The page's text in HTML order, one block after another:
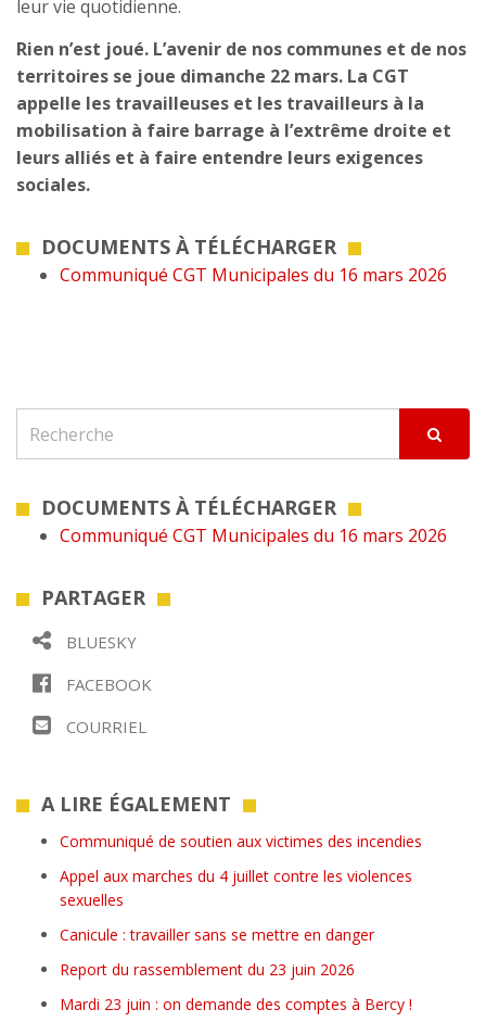
leur vie quotidienne.
Rien n’est joué. L’avenir de nos communes et de nos
territoires se joue dimanche 22 mars. La CGT
appelle les travailleuses et les travailleurs à la
mobilisation à faire barrage à l’extrême droite et
leurs alliés et à faire entendre leurs exigences
sociales.
DOCUMENTS À TÉLÉCHARGER
Communiqué CGT Municipales du 16 mars 2026
DOCUMENTS À TÉLÉCHARGER
Communiqué CGT Municipales du 16 mars 2026
PARTAGER
BLUESKY
FACEBOOK
COURRIEL
A LIRE ÉGALEMENT
Communiqué de soutien aux victimes des incendies
Appel aux marches du 4 juillet contre les violences
sexuelles
Canicule : travailler sans se mettre en danger
Report du rassemblement du 23 juin 2026
Mardi 23 juin : on demande des comptes à Bercy !